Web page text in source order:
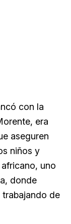
con la
era
aseguren
niños y
uno
donde
trabajando de